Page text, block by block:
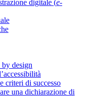
digitale (e-
design
criteri di successo
una dichiarazione di